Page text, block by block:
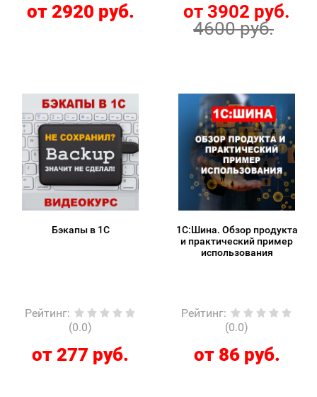
от 2920 руб.
от 3902 руб.
4600 руб.
Бэкапы в 1С
Рейтинг:
(0.0)
от 277 руб.
1С:Шина. Обзор продукта
и практический пример
использования
Рейтинг:
(0.0)
от 86 руб.